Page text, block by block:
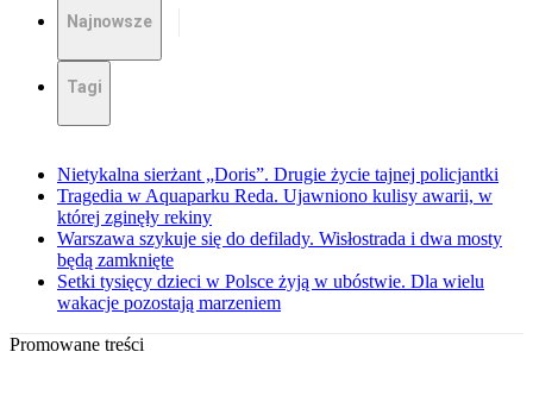
Najnowsze
Tagi
Nietykalna sierżant „Doris”. Drugie życie tajnej policjantki
Tragedia w Aquaparku Reda. Ujawniono kulisy awarii, w
której zginęły rekiny
Warszawa szykuje się do defilady. Wisłostrada i dwa mosty
będą zamknięte
Setki tysięcy dzieci w Polsce żyją w ubóstwie. Dla wielu
wakacje pozostają marzeniem
Promowane treści